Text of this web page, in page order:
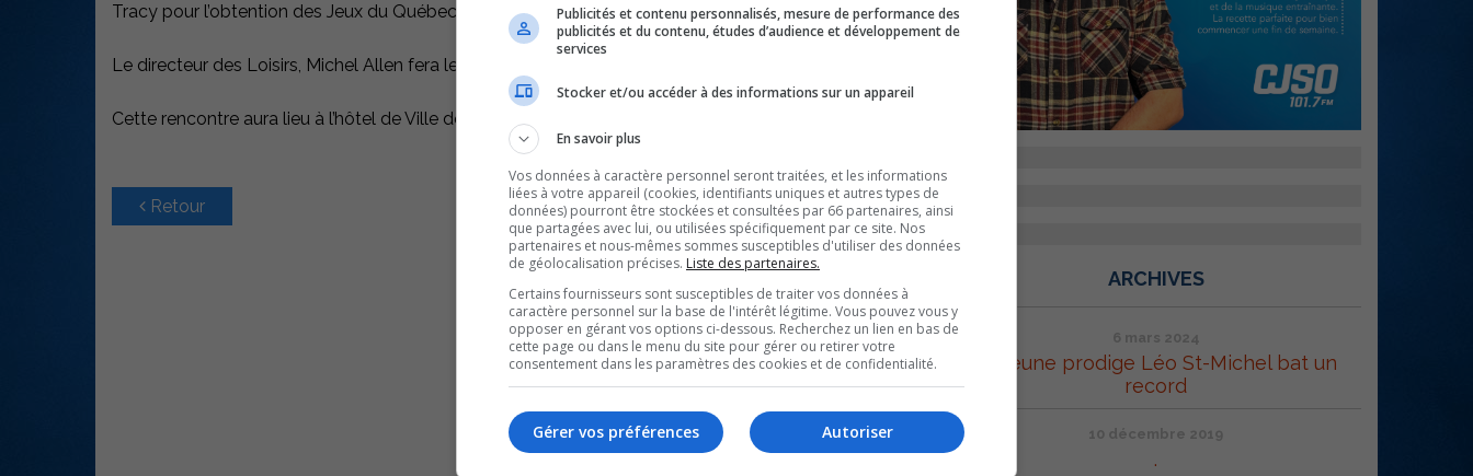
Tracy pour l’obtention des Jeux du Québec hiver 2013.
Le directeur des Loisirs, Michel Allen fera le point sur l’évolution du dossier.
Cette rencontre aura lieu à l’hôtel de Ville de Sorel-Tracy, le jeudi 3 juin à 19 h 30.
Retour
ARCHIVES
6 mars 2024
Le jeune prodige Léo St-Michel bat un
record
10 décembre 2019
.
Publicités et contenu personnalisés, mesure de performance des
publicités et du contenu, études d’audience et développement de
services
Stocker et/ou accéder à des informations sur un appareil
En savoir plus
Vos données à caractère personnel seront traitées, et les informations
liées à votre appareil (cookies, identifiants uniques et autres types de
données) pourront être stockées et consultées par 66 partenaires, ainsi
que partagées avec lui, ou utilisées spécifiquement par ce site. Nos
partenaires et nous-mêmes sommes susceptibles d'utiliser des données
de géolocalisation précises. Liste des partenaires.
Certains fournisseurs sont susceptibles de traiter vos données à
caractère personnel sur la base de l'intérêt légitime. Vous pouvez vous y
opposer en gérant vos options ci-dessous. Recherchez un lien en bas de
cette page ou dans le menu du site pour gérer ou retirer votre
consentement dans les paramètres des cookies et de confidentialité.
Autoriser
Gérer vos préférences